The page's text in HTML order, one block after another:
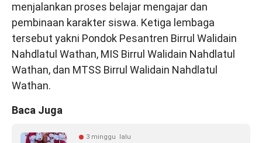
menjalankan proses belajar mengajar dan
pembinaan karakter siswa. Ketiga lembaga
tersebut yakni Pondok Pesantren Birrul Walidain
Nahdlatul Wathan, MIS Birrul Walidain Nahdlatul
Wathan, dan MTSS Birrul Walidain Nahdlatul
Wathan.
Baca Juga
3 minggu lalu